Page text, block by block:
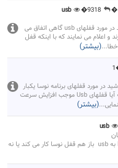
�9318
با عرض سلام و خسته نباشید در مورد قفلهای usb گاهی اتفاق می
و اعلام می نمایند که با اینکه قفل
...(بیشتر)
مورد قفلهای برنامه نوسا یکبار
یکی از کاربران سوال کردند که آیا قفلهای Usb موجب افزایش سرعت
...(بیشتر)
سلام با تبدیل کننده پورت lpt به usb باز هم قفل نوسا کار می کند یا نه